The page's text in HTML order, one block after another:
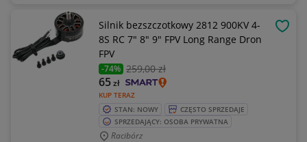
Silnik bezszczotkowy 2812 900KV 4-
8S RC 7" 8" 9" FPV Long Range Dron
FPV
-74% 259,00 zł
KUP TERAZ
65zł
STAN: NOWY
CZĘSTO SPRZEDAJE
SPRZEDAJĄCY: OSOBA PRYWATNA
Racibórz